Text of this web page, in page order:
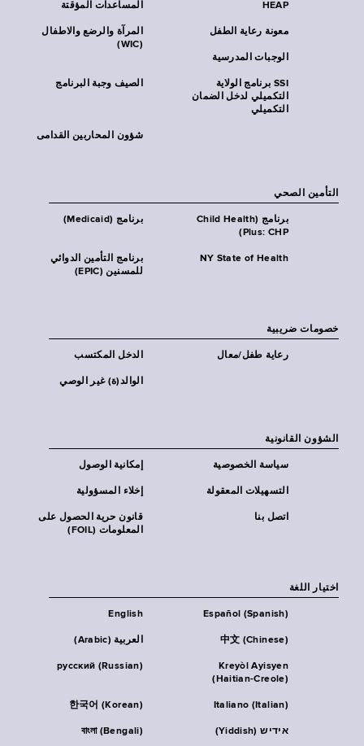
المساعدات المؤقتة HEAP
المرآة والرضع والاطفال
(WIC)
معونة رعاية الطفل
الوجبات المدرسية
الصيف وجبة البرنامج
SSI برنامج الولاية
التكميلي لدخل الضمان
التكميلي
شؤون المحاربين القدامى
التأمين الصحي
برنامج (Medicaid)
برنامج (Child Health
Plus: CHP)
برنامج التأمين الدوائي
للمسنين (EPIC)
NY State of Health
خصومات ضريبية
الدخل المكتسب رعاية طفل/معال
الوالد(ة) غير الوصي
الشؤون القانونية
إمكانية الوصول سياسة الخصوصية
إخلاء المسؤولية التسهيلات المعقولة
قانون حرية الحصول على
المعلومات (FOIL)
اتصل بنا
اختيار اللغة
English Español (Spanish)
العربية (Arabic) 中文 (Chinese)
русский (Russian)
Kreyòl Ayisyen
(Haitian-Creole)
한국어 (Korean) Italiano (Italian)
বাংলা (Bengali) אידיש (Yiddish)